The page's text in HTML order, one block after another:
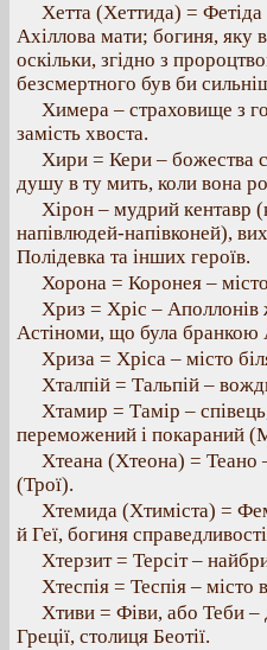
Хетта (Хеттида) =
Ахіллова мати; богиня, яку
оскільки, згідно з
безсмертного був би
Химера – страховище з
замість хвоста.
Хири = Кери – божества
душу в ту мить, коли вона
Хірон – мудрий кентавр
напівлюдей-напівконей),
Полідевка та інших героїв.
Хорона = Коронея – місто
Хриз = Хріс – Аполлонів
Астіноми, що була бранкою
Хриза = Хріса – місто
Хталпій = Тальпій –
Хтамир = Тамір –
переможений і покараний
Хтеана (Хтеона) = Теано
(Трої).
Хтемида (Хтиміста) =
й Геї, богиня
Хтерзит = Терсіт –
Хтеспія = Теспія – місто
Хтиви = Фіви, або Теби –
Греції, столиця Беотії.